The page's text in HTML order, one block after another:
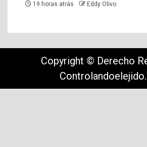
19 horas atrás Eddy Olivo
Copyright © Derecho